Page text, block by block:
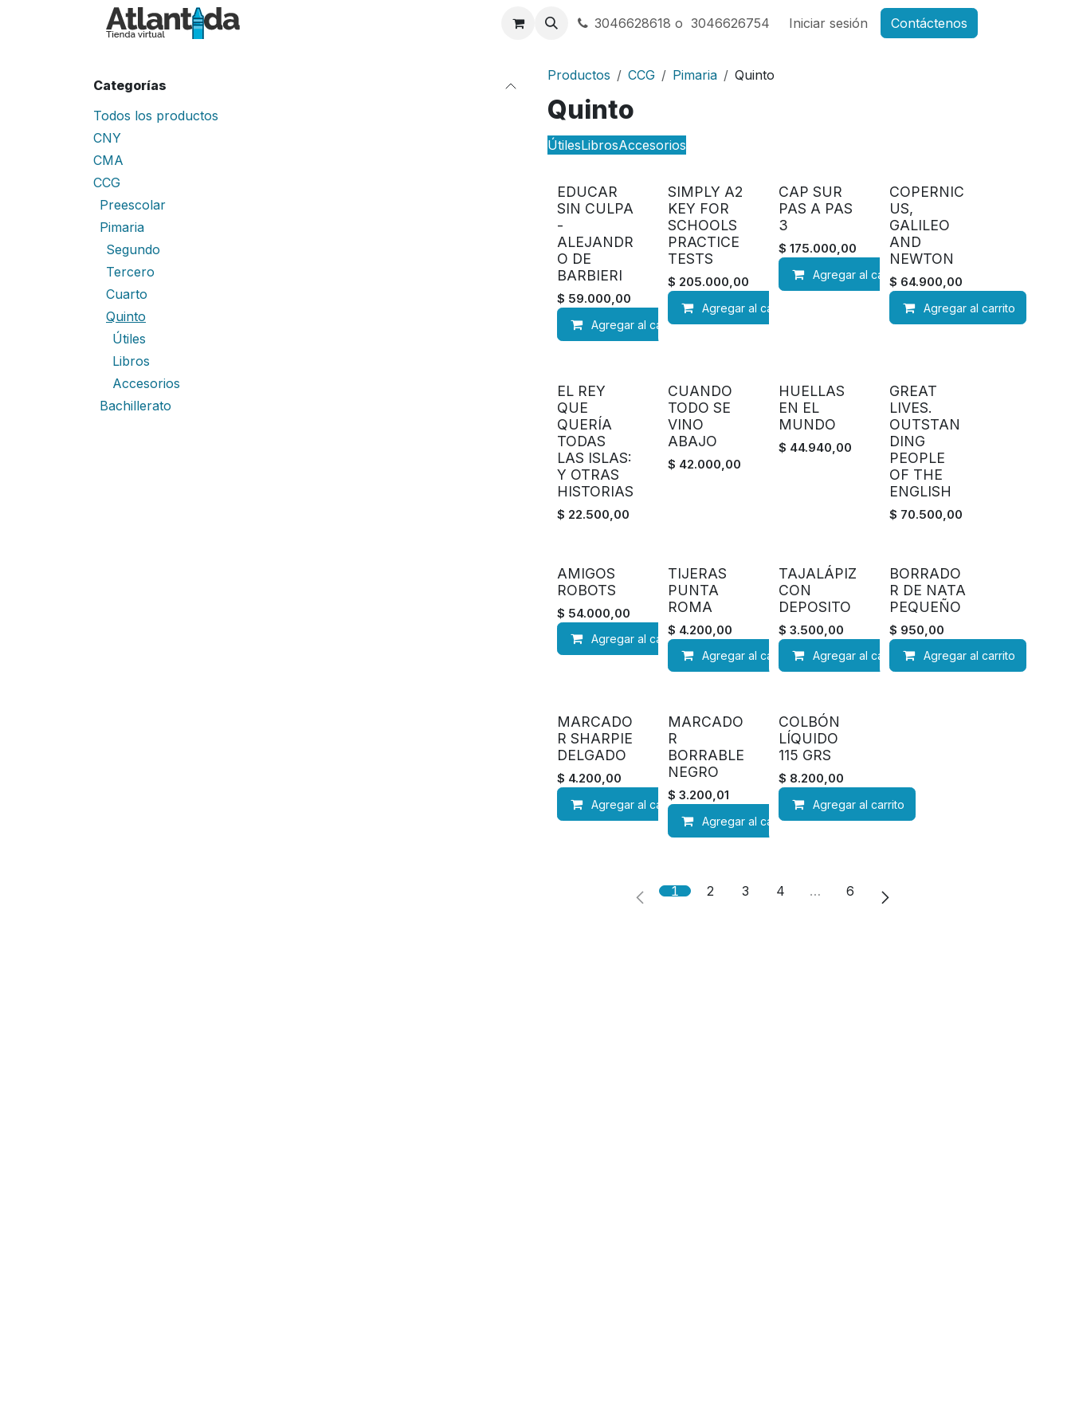
3046628618 o 3046626754 Iniciar sesión Contáctenos
Categorías
Todos los productos
CNY
CMA
CCG
Preescolar
Pimaria
Segundo
Tercero
Cuarto
Quinto
Útiles
Libros
Accesorios
Bachillerato
Productos CCG Pimaria Quinto
Quinto
ÚtilesLibrosAccesorios
EDUCAR
SIN CULPA
-
ALEJANDR
O DE
BARBIERI
$ 59.000,00
Agregar al carrito
SIMPLY A2
KEY FOR
SCHOOLS
PRACTICE
TESTS
$ 205.000,00
Agregar al carrito
CAP SUR
PAS A PAS
3
$ 175.000,00
Agregar al carrito
COPERNIC
US,
GALILEO
AND
NEWTON
$ 64.900,00
Agregar al carrito
EL REY
QUE
QUERÍA
TODAS
LAS ISLAS:
Y OTRAS
HISTORIAS
$ 22.500,00
CUANDO
TODO SE
VINO
ABAJO
$ 42.000,00
HUELLAS
EN EL
MUNDO
$ 44.940,00
GREAT
LIVES.
OUTSTAN
DING
PEOPLE
OF THE
ENGLISH
$ 70.500,00
AMIGOS
ROBOTS
$ 54.000,00
Agregar al carrito
TIJERAS
PUNTA
ROMA
$ 4.200,00
Agregar al carrito
TAJALÁPIZ
CON
DEPOSITO
$ 3.500,00
Agregar al carrito
BORRADO
R DE NATA
PEQUEÑO
$ 950,00
Agregar al carrito
MARCADO
R SHARPIE
DELGADO
$ 4.200,00
Agregar al carrito
MARCADO
R
BORRABLE
NEGRO
$ 3.200,01
Agregar al carrito
COLBÓN
LÍQUIDO
115 GRS
$ 8.200,00
Agregar al carrito
1 2 3 4 … 6